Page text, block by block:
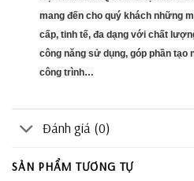
mang đến cho quý khách những
cấp, tinh tế, đa dạng với chất
công năng sử dụng, góp phần tạo
công trình…
Đánh giá (0)
SẢN PHẨM TƯƠNG TỰ